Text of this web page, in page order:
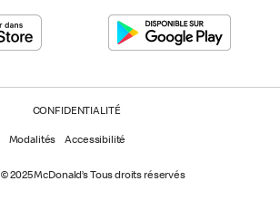
CONFIDENTIALITÉ
Modalités Accessibilité
© 2025 McDonald’s Tous droits réservés